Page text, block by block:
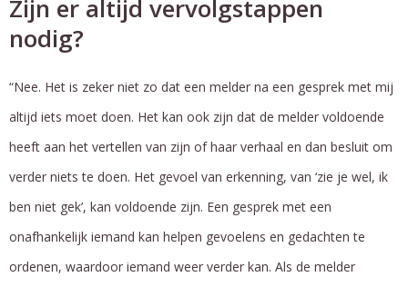
Zijn er altijd vervolgstappen
nodig?
“Nee. Het is zeker niet zo dat een melder na een gesprek met mij
altijd iets moet doen. Het kan ook zijn dat de melder voldoende
heeft aan het vertellen van zijn of haar verhaal en dan besluit om
verder niets te doen. Het gevoel van erkenning, van ‘zie je wel, ik
ben niet gek’, kan voldoende zijn. Een gesprek met een
onafhankelijk iemand kan helpen gevoelens en gedachten te
ordenen, waardoor iemand weer verder kan. Als de melder